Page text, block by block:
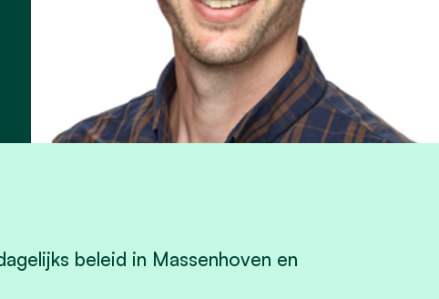
beleid in Massenhoven en